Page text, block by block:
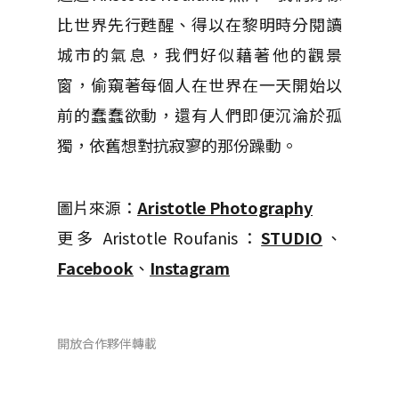
比世界先行甦醒、得以在黎明時分閱讀
城市的氣息，我們好似藉著他的觀景
窗，偷窺著每個人在世界在一天開始以
前的蠢蠢欲動，還有人們即便沉淪於孤
獨，依舊想對抗寂寥的那份躁動。
圖片來源： Aristotle Photography
更多 Aristotle Roufanis：STUDIO 、
Facebook 、 Instagram
開放合作夥伴轉載